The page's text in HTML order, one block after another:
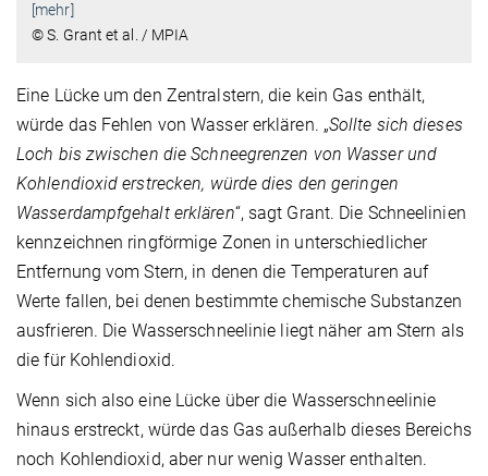
[mehr]
© S. Grant et al. / MPIA
Eine Lücke um den Zentralstern, die kein Gas enthält,
würde das Fehlen von Wasser erklären. „Sollte sich dieses
Loch bis zwischen die Schneegrenzen von Wasser und
Kohlendioxid erstrecken, würde dies den geringen
Wasserdampfgehalt erklären“, sagt Grant. Die Schneelinien
kennzeichnen ringförmige Zonen in unterschiedlicher
Entfernung vom Stern, in denen die Temperaturen auf
Werte fallen, bei denen bestimmte chemische Substanzen
ausfrieren. Die Wasserschneelinie liegt näher am Stern als
die für Kohlendioxid.
Wenn sich also eine Lücke über die Wasserschneelinie
hinaus erstreckt, würde das Gas außerhalb dieses Bereichs
noch Kohlendioxid, aber nur wenig Wasser enthalten.